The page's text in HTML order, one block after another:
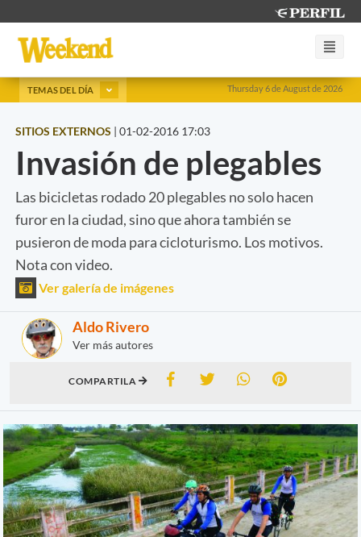
Thursday 6 de August de 2026
TEMAS DEL DÍA
SITIOS EXTERNOS | 01-02-2016 17:03
Invasión de plegables
Las bicicletas rodado 20 plegables no solo hacen
furor en la ciudad, sino que ahora también se
pusieron de moda para cicloturismo. Los motivos.
Nota con video.
Ver galería de imágenes
Aldo Rivero
Ver más autores
COMPARTILA